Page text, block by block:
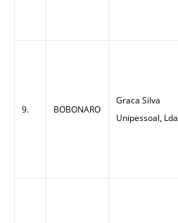
9. BOBONARO
Graca Silva
Unipessoal, Lda